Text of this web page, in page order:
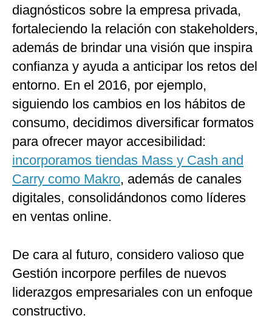
diagnósticos sobre la empresa privada,
fortaleciendo la relación con stakeholders,
además de brindar una visión que inspira
confianza y ayuda a anticipar los retos del
entorno. En el 2016, por ejemplo,
siguiendo los cambios en los hábitos de
consumo, decidimos diversificar formatos
para ofrecer mayor accesibilidad:
incorporamos tiendas Mass y Cash and
Carry como Makro, además de canales
digitales, consolidándonos como líderes
en ventas online.
De cara al futuro, considero valioso que
Gestión incorpore perfiles de nuevos
liderazgos empresariales con un enfoque
constructivo.